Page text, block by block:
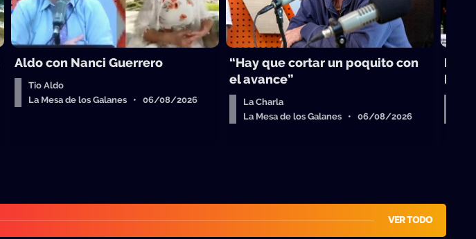
Aldo con Nanci Guerrero
Tio Aldo
La Mesa de los Galanes • 06/08/2026
“Hay que cortar un poquito con
el avance”
La Charla
La Mesa de los Galanes • 06/08/2026
La
VER TODO